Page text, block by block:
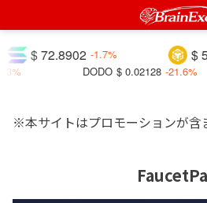
$
$ 72.8902 -1.7%
DODO $ 0.02128 -21.6%
※本サイトはプロモーションが含